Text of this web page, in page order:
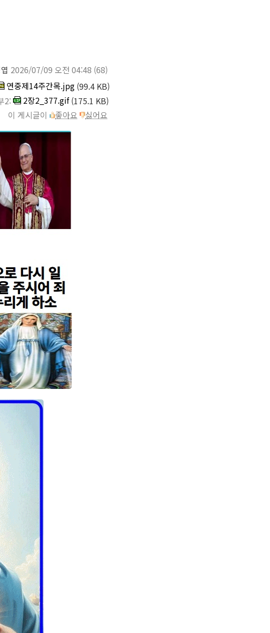
2026/07/09 오전 04:48 (68)
연중제14주간목.jpg (99.4 KB)
2:
2장2_377.gif (175.1 KB)
이 게시글이
좋아요 싫어요